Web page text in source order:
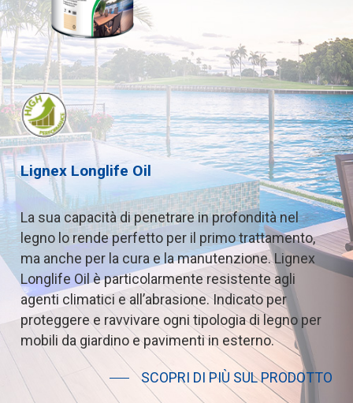
Lignex Longlife Oil
La sua capacità dipenetrare inprofondità nel
legno lo rende perfetto per il primotrattamento,
ma anche per la cura e lamanutenzione.Lignex
Longlife Oil èparticolarmente resistente agli
agenti climatici e all’abrasione. Indicatoper
proteggere e ravvivare ogni tipologiadi legno per
mobili da giardino epavimentiin esterno.
SCOPRI DI PIÙ SUL PRODOTTO